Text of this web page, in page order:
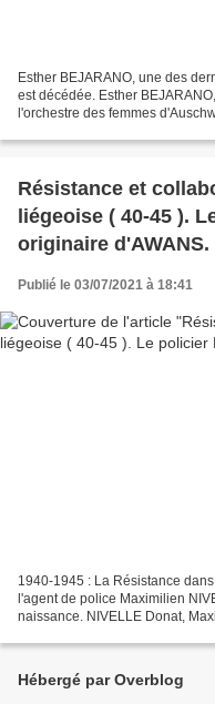
Esther BEJARANO, une des
est décédée. Esther
l'orchestre des femmes
Résistance et
liégeoise ( 40-45 ). Le
originaire d'AWANS.
Publié le 03/07/2021 à 18:41
1940-1945 : La Résistance
l'agent de police Maximilien
naissance. NIVELLE Donat,
Hébergé par Overblog